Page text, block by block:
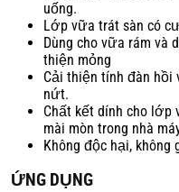
uống.
Lớp vữa trát sàn có
Dùng cho vữa rám và
thiện mỏng
Cải thiện tính đàn hồi
nứt.
Chất kết dính cho lớp
mài mòn trong nhà
Không độc hại,
ỨNG DỤNG